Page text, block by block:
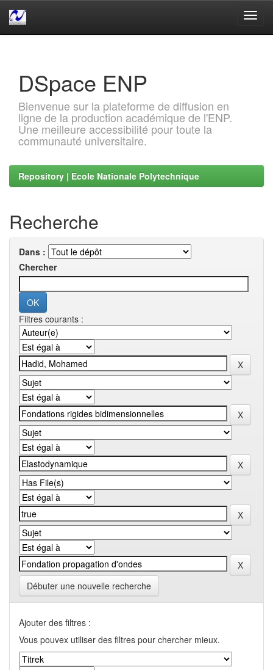
DSpace ENP
Bienvenue sur la plateforme de diffusion en
ligne de la production académique de l'ENP.
Une meilleure accessibilité pour toute la
communauté universitaire.
Repository | Ecole Nationale Polytechnique
Recherche
Dans :
Chercher
Filtres courants :
Débuter une nouvelle recherche
Ajouter des filtres :
Vous pouvex utiliser des filtres pour chercher mieux.